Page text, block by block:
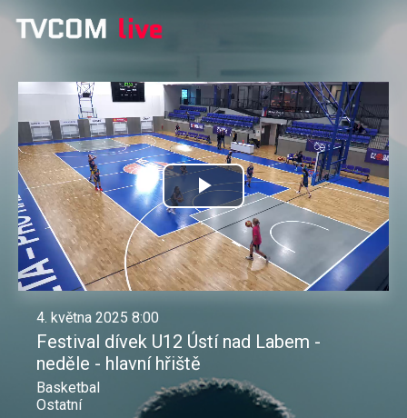
Přehrát
video
4. května 2025 8:00
Festival dívek U12 Ústí nad Labem -
neděle - hlavní hřiště
Basketbal
Ostatní